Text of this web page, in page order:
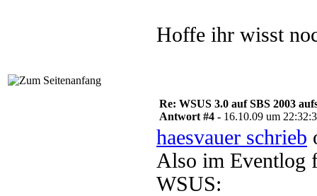
Hoffe ihr wisst
Re: WSUS 3.0 auf SBS 2003
Antwort #4 - 16.10.09 um
haesvauer schrieb
Also im Eventlog
WSUS: